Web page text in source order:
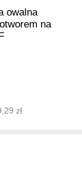
owalna
na
zł